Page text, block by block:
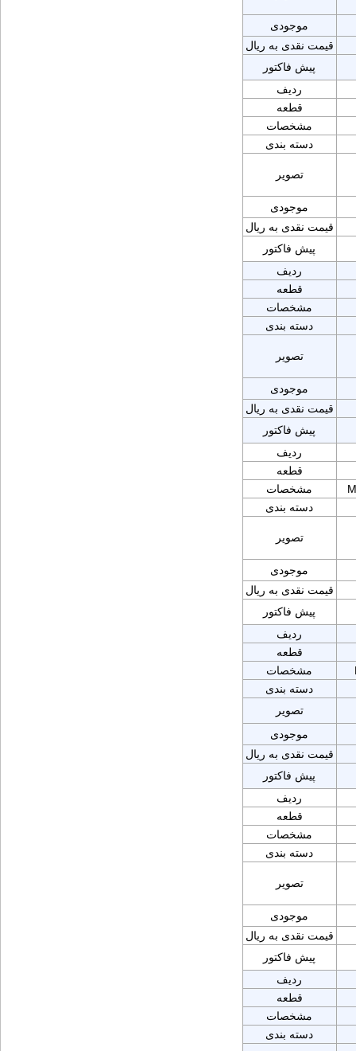
موجودی
قیمت نقدی به ریال
پیش فاکتور
ردیف
قطعه
مشخصات
دسته بندی
تصویر
موجودی
قیمت نقدی به ریال
پیش فاکتور
ردیف
قطعه
مشخصات
دسته بندی
تصویر
موجودی
قیمت نقدی به ریال
پیش فاکتور
ردیف
قطعه
مشخصات
دسته بندی
تصویر
موجودی
قیمت نقدی به ریال
پیش فاکتور
ردیف
قطعه
مشخصات
دسته بندی
تصویر
موجودی
قیمت نقدی به ریال
پیش فاکتور
ردیف
قطعه
مشخصات
دسته بندی
تصویر
موجودی
قیمت نقدی به ریال
پیش فاکتور
ردیف
قطعه
مشخصات
دسته بندی